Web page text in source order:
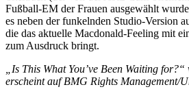
Fußball-EM der Frauen ausgewählt
es neben der funkelnden Studio-Version
die das aktuelle Macdonald-Feeling mit
zum Ausdruck bringt.
„Is This What You’ve Been Waiting
erscheint auf BMG Rights Management/